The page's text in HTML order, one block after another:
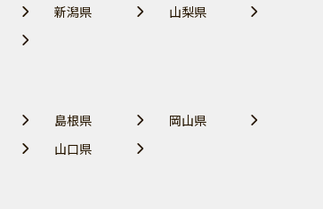
新潟県
山梨県
島根県
岡山県
山口県